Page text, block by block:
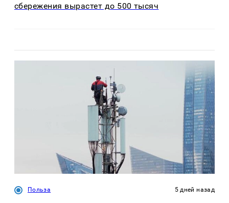
сбережения вырастет до 500 тысяч
Польза 5 дней назад